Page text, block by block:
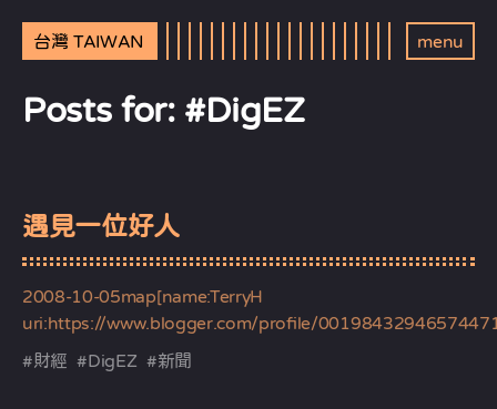
台灣 TAIWAN menu
Posts for: #DigEZ
遇見一位好人
2008-10-05map[name:TerryH
uri:https://www.blogger.com/profile/
#財經 #DigEZ #新聞